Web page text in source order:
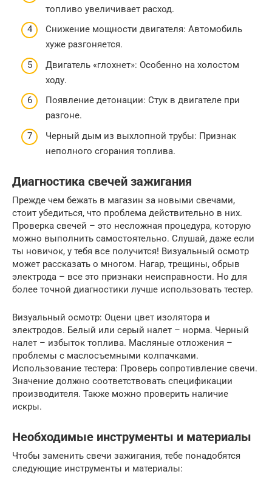
топливо увеличивает расход.
Снижение мощности двигателя: Автомобиль
хуже разгоняется.
Двигатель «глохнет»: Особенно на холостом
ходу.
Появление детонации: Стук в двигателе при
разгоне.
Черный дым из выхлопной трубы: Признак
неполного сгорания топлива.
Диагностика свечей зажигания
Прежде чем бежать в магазин за новыми свечами,
стоит убедиться, что проблема действительно в них.
Проверка свечей – это несложная процедура, которую
можно выполнить самостоятельно. Слушай, даже если
ты новичок, у тебя все получится! Визуальный осмотр
может рассказать о многом. Нагар, трещины, обрыв
электрода – все это признаки неисправности. Но для
более точной диагностики лучше использовать тестер.
Визуальный осмотр: Оцени цвет изолятора и
электродов. Белый или серый налет – норма. Черный
налет – избыток топлива. Масляные отложения –
проблемы с маслосъемными колпачками.
Использование тестера: Проверь сопротивление свечи.
Значение должно соответствовать спецификации
производителя. Также можно проверить наличие
искры.
Необходимые инструменты и материалы
Чтобы заменить свечи зажигания, тебе понадобятся
следующие инструменты и материалы: